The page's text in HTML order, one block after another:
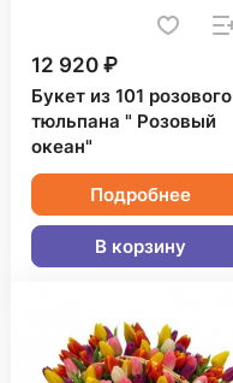
12 920 ₽
Букет из 101 розового
тюльпана " Розовый
океан"
Подробнее
В корзину